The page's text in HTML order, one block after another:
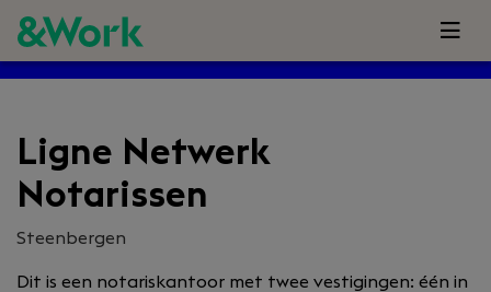
Ligne Netwerk
Notarissen
Steenbergen
Dit is een notariskantoor met twee vestigingen: één in